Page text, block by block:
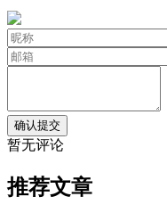
暂无评论
推荐文章